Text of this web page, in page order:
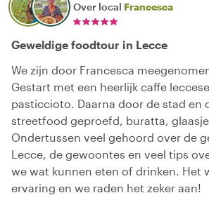
Over local Francesca
Geweldige foodtour in Lecce
We zijn door Francesca
Gestart met een heerlijk caffe
pasticcioto. Daarna door de stad en
streetfood geproefd, buratta,
Ondertussen veel gehoord over de
Lecce, de gewoontes en veel tips
we wat kunnen eten of drinken. Het
ervaring en we raden het zeker aan!